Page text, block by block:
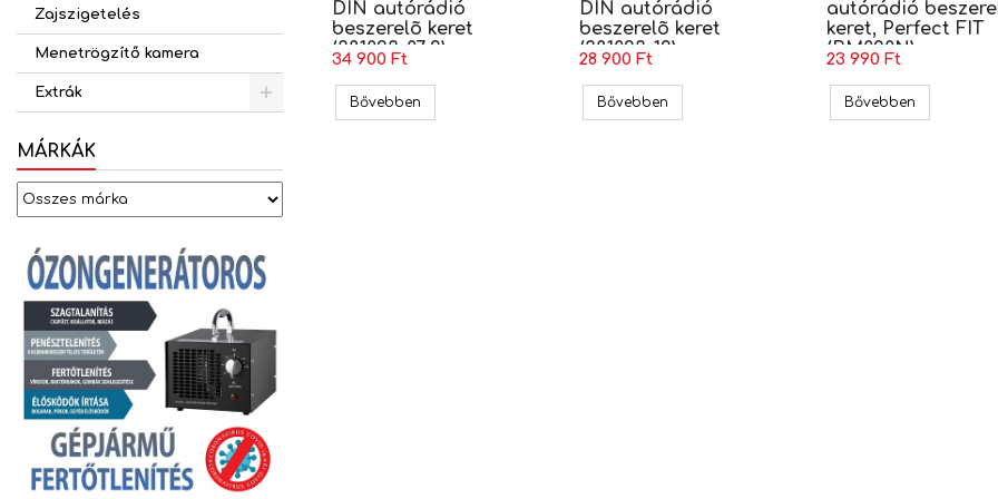
Zajszigetelés
Menetrögzítő kamera
Extrák
MÁRKÁK
DIN autórádió
beszerelõ keret
(381023-07-2)
34 900 Ft
BővebbenBMW 1 (E81-88) 2 DIN autórádió beszerelõ keret (381023-07-2)
DIN autórádió
beszerelõ keret
(381023-12)
28 900 Ft
BővebbenBMW 3 (e90-93) 2 DIN autórádió beszerelõ keret
autórádió
keret, Perfect FIT
(BM020N)
23 990 Ft
BővebbenBMW 3